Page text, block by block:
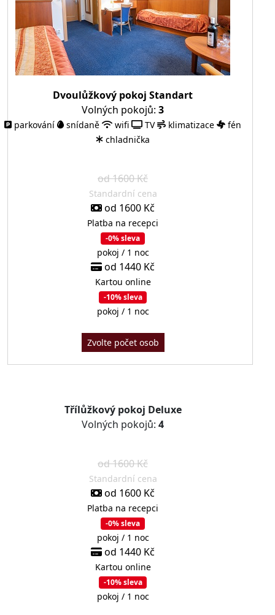
Dvoulůžkový pokoj Standart
Volných pokojů: 3
parkování snídaně wifi TV klimatizace
fén
chladnička
od 1600 Kč
Standardní cena
od 1600 Kč
Platba na recepci
-0% sleva
pokoj / 1 noc
od 1440 Kč
Kartou online
-10% sleva
pokoj / 1 noc
Zvolte počet osob
Třílůžkový pokoj Deluxe
Volných pokojů: 4
od 1600 Kč
Standardní cena
od 1600 Kč
Platba na recepci
-0% sleva
pokoj / 1 noc
od 1440 Kč
Kartou online
-10% sleva
pokoj / 1 noc